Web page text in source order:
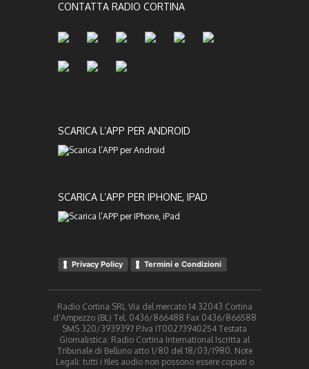
CONTATTA RADIO CORTINA
SCARICA L’APP PER ANDROID
SCARICA L’APP PER IPHONE, IPAD
Privacy Policy Termini e Condizioni
Radio Cortina SRL Via del mercato 14 32043 Cortina
d'Ampezzo (BL) Tel. 0436/866488 Fax 0436/866588
SMS 320/3939397 P.Iva IT00273940254 Testata
Giornalistica: Radio Cortina International Iscritta al
Tribunale di Belluno atto 1/80 del 18/03/1980. Note
Legali: tutti i files audio non possono essere copiati o